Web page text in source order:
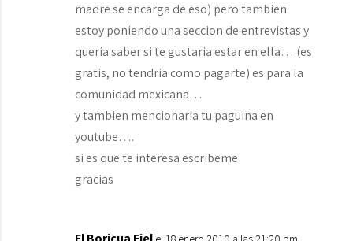
madre se encarga de eso) pero tambien
estoy poniendo una seccion de entrevistas y
queria saber si te gustaria estar en ella… (es
gratis, no tendria como pagarte) es para la
comunidad mexicana…
y tambien mencionaria tu paguina en
youtube….
si es que te interesa escribeme
gracias